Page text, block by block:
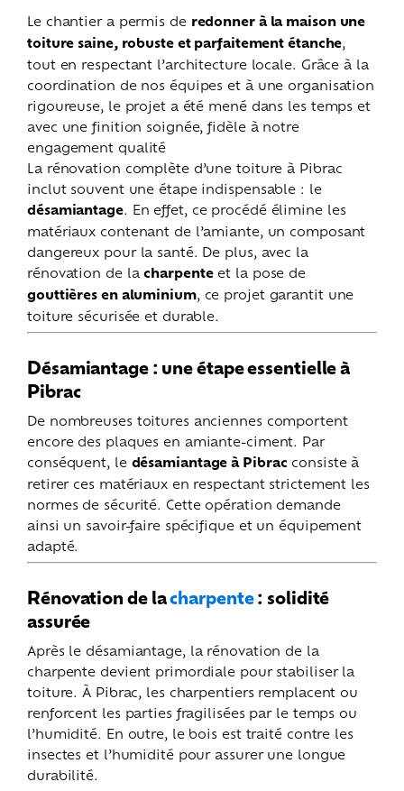
Le chantier a permis de redonner à la maison une
toiture saine, robuste et parfaitement étanche,
tout en respectant l’architecture locale. Grâce à la
coordination de nos équipes et à une organisation
rigoureuse, le projet a été mené dans les temps et
avec une finition soignée, fidèle à notre
engagement qualité
La rénovation complète d’une toiture à Pibrac
inclut souvent une étape indispensable : le
désamiantage. En effet, ce procédé élimine les
matériaux contenant de l’amiante, un composant
dangereux pour la santé. De plus, avec la
rénovation de lacharpenteet la pose de
gouttières en aluminium, ce projet garantit une
toiture sécurisée et durable.
Désamiantage : une étape essentielle à
Pibrac
De nombreuses toitures anciennes comportent
encore des plaques en amiante-ciment. Par
conséquent, le désamiantage à Pibrac consiste à
retirer ces matériaux en respectant strictement les
normes de sécurité. Cette opération demande
ainsi un savoir-faire spécifique et un équipement
adapté.
Rénovation de lacharpente: solidité
assurée
Après le désamiantage, la rénovation de la
charpente devient primordiale pour stabiliser la
toiture. À Pibrac, les charpentiers remplacent ou
renforcent les parties fragilisées par le temps ou
l’humidité. En outre, le bois est traité contre les
insectes et l’humidité pour assurer une longue
durabilité.